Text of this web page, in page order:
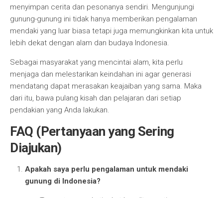
menyimpan cerita dan pesonanya sendiri. Mengunjungi
gunung-gunung ini tidak hanya memberikan pengalaman
mendaki yang luar biasa tetapi juga memungkinkan kita untuk
lebih dekat dengan alam dan budaya Indonesia.
Sebagai masyarakat yang mencintai alam, kita perlu
menjaga dan melestarikan keindahan ini agar generasi
mendatang dapat merasakan keajaiban yang sama. Maka
dari itu, bawa pulang kisah dan pelajaran dari setiap
pendakian yang Anda lakukan.
FAQ (Pertanyaan yang Sering
Diajukan)
Apakah saya perlu pengalaman untuk mendaki
gunung di Indonesia?